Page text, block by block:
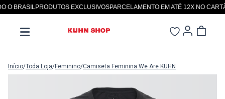
BRASILPRODUTOS EXCLUSIVOSPARCELAMENTO EM ATÉ 12X NO CARTÃO
Início/Toda Loja/Feminino/Camiseta Feminina We Are KUHN